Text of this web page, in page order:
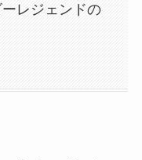
レジェンドの